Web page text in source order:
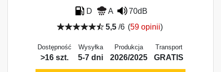
D A
70dB
5,5/6 (59 opinii)
Dostępność
>16 szt.
Wysyłka
5-7 dni
Produkcja
2026/2025
Transport
GRATIS